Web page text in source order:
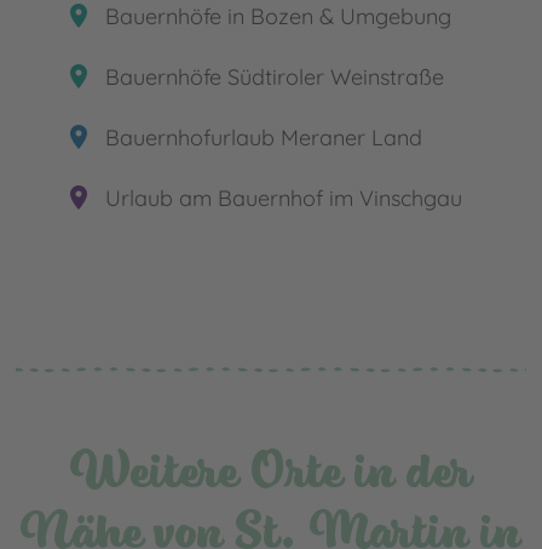
place Bauernhöfe in Bozen & Umgebung
place Bauernhöfe Südtiroler Weinstraße
place Bauernhofurlaub Meraner Land
place Urlaub am Bauernhof im Vinschgau
Weitere Orte in der
Nähe von St. Martin in